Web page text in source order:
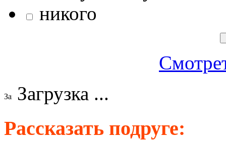
никого
Загрузка ...
Рассказать подруге: